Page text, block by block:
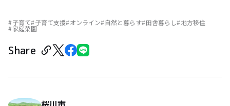
子育て 子育て支援 オンライン 自然と暮らす 田舎暮らし 地方移住
家庭菜園
Share